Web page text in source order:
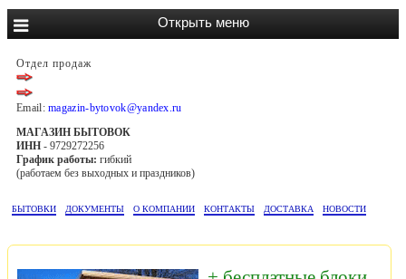
Отдел продаж
Email:magazin-bytovok@yandex.ru
МАГАЗИН БЫТОВОК
ИНН - 9729272256
График работы: гибкий
(работаем без выходных и праздников)
БЫТОВКИ ДОКУМЕНТЫ О КОМПАНИИ КОНТАКТЫ ДОСТАВКА НОВОСТИ